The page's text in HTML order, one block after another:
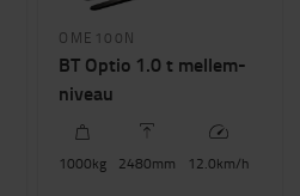
11200mm
OME100N
BT Optio 1.0 t mellem-
niveau
1000kg 2480mm 12.0km/h